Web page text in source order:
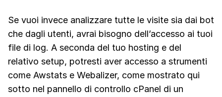
Se vuoi invece analizzare tutte le visite sia dai bot
che dagli utenti, avrai bisogno dell’accesso ai tuoi
file di log. A seconda del tuo hosting e del
relativo setup, potresti aver accesso a strumenti
come Awstats e Webalizer, come mostrato qui
sotto nel pannello di controllo cPanel di un